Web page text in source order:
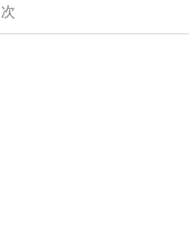
次